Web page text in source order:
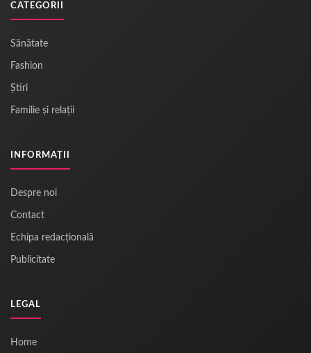
CATEGORII
Sănătate
Fashion
Știri
Familie și relații
INFORMAȚII
Despre noi
Contact
Echipa redacțională
Publicitate
LEGAL
Home